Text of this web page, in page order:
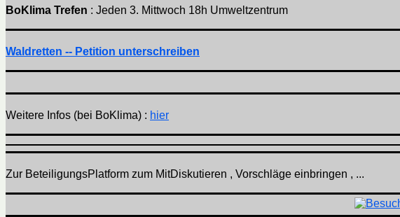
BoKlima Trefen : Jeden 3. Mittwoch 18h Umweltzentrum
Waldretten -- Petition unterschreiben
Weitere Infos (bei BoKlima) : hier
Zur BeteiligungsPlatform zum MitDiskutieren , Vorschläge einbringen , ...